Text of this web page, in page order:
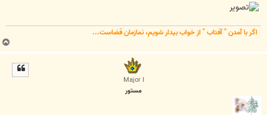
اگر با آمدن " آفتاب " از خواب بیدار شویم، نمازمان قضاست...
ب
ا
Major I
مستور